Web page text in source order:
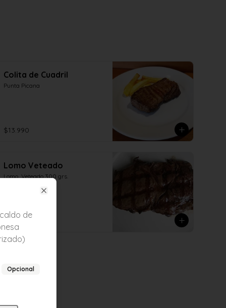
Colita de Cuadril
Punta Picana
$13.990
Lomo Veteado
Lomo  Veteado 300 grs.
$14.990
de
Opcional